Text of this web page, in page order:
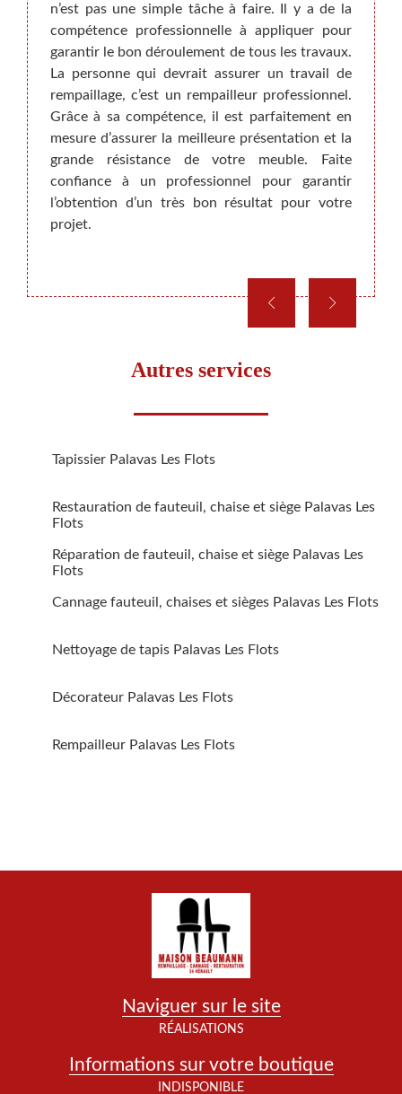
de
en
de
de
n’est pas une simple tâche à faire. Il y a de la
compétence professionnelle à appliquer pour
garantir le bon déroulement de tous les travaux.
La personne qui devrait assurer un travail de
rempaillage, c’est un rempailleur professionnel.
Grâce à sa compétence, il est parfaitement en
mesure d’assurer la meilleure présentation et la
grande résistance de votre meuble. Faite
confiance à un professionnel pour garantir
l’obtention d’un très bon résultat pour votre
projet.
Que
que
de
Autres services
Tapissier Palavas Les Flots
Restauration de fauteuil, chaise et siège Palavas Les
Flots
Réparation de fauteuil, chaise et siège Palavas Les
Flots
Cannage fauteuil, chaises et sièges Palavas Les Flots
Nettoyage de tapis Palavas Les Flots
Décorateur Palavas Les Flots
Rempailleur Palavas Les Flots
Naviguer sur le site
RÉALISATIONS
Informations sur votre boutique
INDISPONIBLE